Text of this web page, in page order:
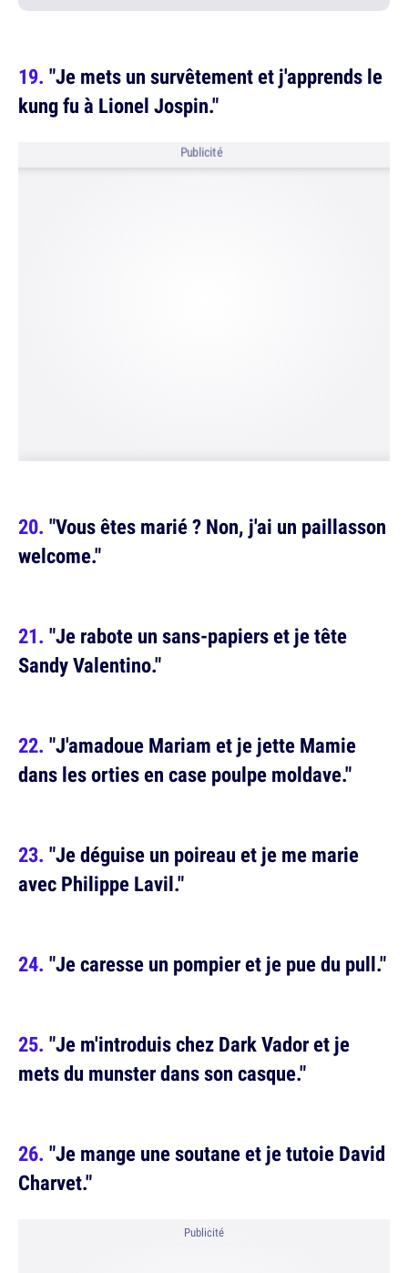
"Je mets un survêtement et j'apprends le
kung fu à Lionel Jospin."
Publicité
"Vous êtes marié ? Non, j'ai un paillasson
welcome."
"Je rabote un sans-papiers et je tête
Sandy Valentino."
"J'amadoue Mariam et je jette Mamie
dans les orties en case poulpe moldave."
"Je déguise un poireau et je me marie
avec Philippe Lavil."
"Je caresse un pompier et je pue du pull."
"Je m'introduis chez Dark Vador et je
mets du munster dans son casque."
"Je mange une soutane et je tutoie David
Charvet."
Publicité